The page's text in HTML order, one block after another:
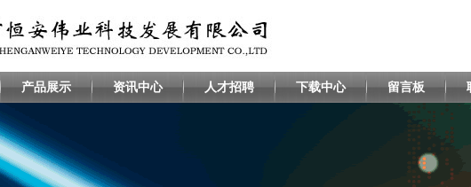
产品展示 资讯中心 人才招聘 下载中心 留言板